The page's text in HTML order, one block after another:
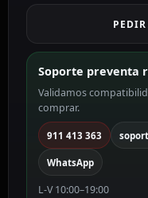
color
MP,
2.8
mm,
PoE
DS-
2CD2543G2-
LIS2U(2.8mm)/BLACK
cantidad
Soporte preventa
Validamos
comprar.
911 413 363
WhatsApp
L-V 10:00–19:00